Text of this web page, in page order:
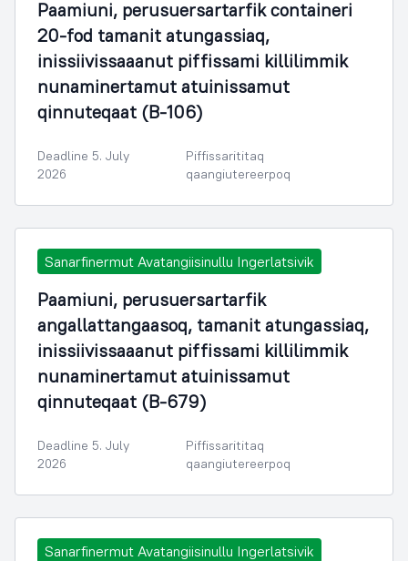
Paamiuni, perusuersartarfik containeri
20-fod tamanit atungassiaq,
inissiivissaaanut piffissami killilimmik
nunaminertamut atuinissamut
qinnuteqaat (B-106)
Deadline 5. July
2026
Piffissarititaq
qaangiutereerpoq
Sanarfinermut Avatangiisinullu Ingerlatsivik
Paamiuni, perusuersartarfik
angallattangaasoq, tamanit atungassiaq,
inissiivissaaanut piffissami killilimmik
nunaminertamut atuinissamut
qinnuteqaat (B-679)
Deadline 5. July
2026
Piffissarititaq
qaangiutereerpoq
Sanarfinermut Avatangiisinullu Ingerlatsivik